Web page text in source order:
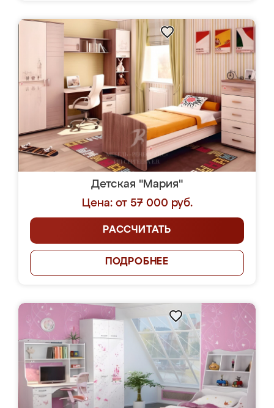
Детская "Мария"
Цена: от 57 000 руб.
РАССЧИТАТЬ
ПОДРОБНЕЕ